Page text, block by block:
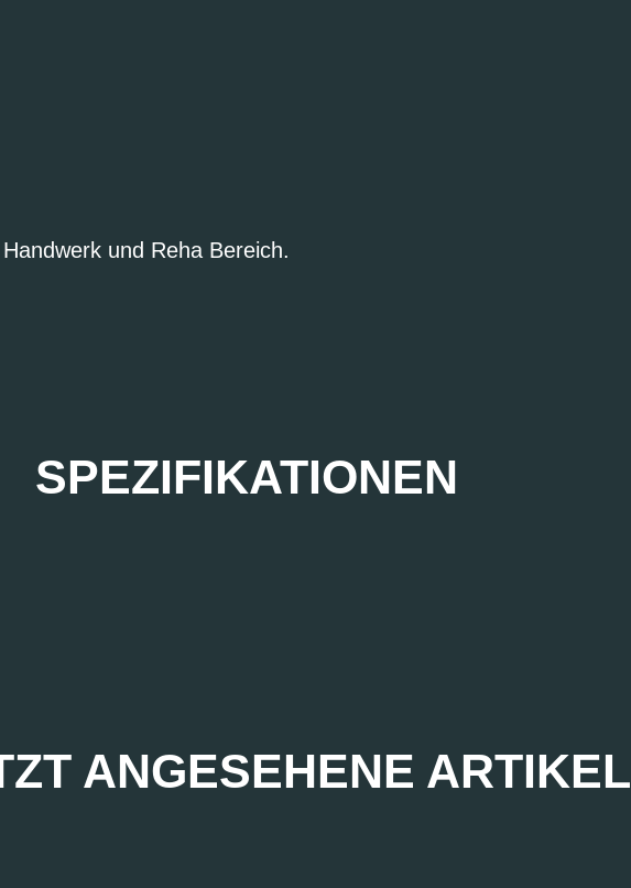
und Reha Bereich.
SPEZIFIKATIONEN
ANGESEHENE ARTIKEL